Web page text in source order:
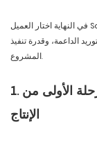
في النهاية اختار العميل Sabtech بناءً على تقييم مشترك لتوازن التكلفة والأداء،
الداعمة، وقدرة تنفيذ
المشروع.
1. الحل يلبي احتياجات العميل في المرحلة الأولى من
الإنتاج